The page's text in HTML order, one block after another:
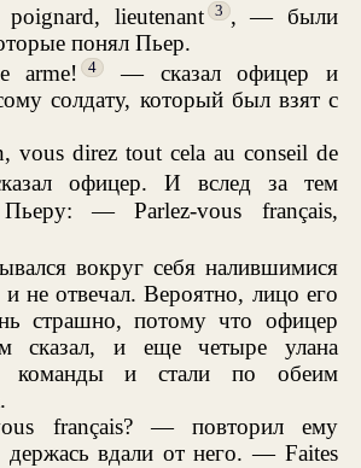
lieutenant
3 , — были
понял Пьер.
arme!
4
— сказал офицер и
солдату, который был взят с
vous direz tout cela au conseil de
офицер. И вслед за тем
— Parlez-vous français,
вокруг себя налившимися
не отвечал. Вероятно, лицо его
страшно, потому что офицер
сказал, и еще четыре улана
команды и стали по обеим
français? — повторил ему
держась вдали от него. — Faites